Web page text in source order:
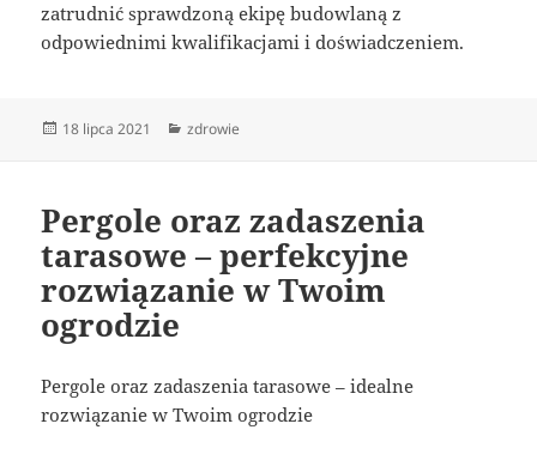
zatrudnić sprawdzoną ekipę budowlaną z
odpowiednimi kwalifikacjami i doświadczeniem.
Data
18 lipca 2021 Kategorie
zdrowie
Pergole oraz zadaszenia
tarasowe – perfekcyjne
rozwiązanie w Twoim
ogrodzie
Pergole oraz zadaszenia tarasowe – idealne
rozwiązanie w Twoim ogrodzie